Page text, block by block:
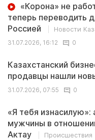
«Корона» не
теперь переводить
Россией
Новости
31.07.2026, 16:12
0
Казахстанский
продавцы нашли
31.07.2026, 07:55
0
«Я тебя изнасилую»:
мужчины в
Актау
Происшествия